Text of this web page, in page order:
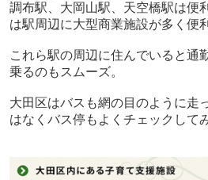
調布駅、大岡山駅、天空橋駅は便
は駅周辺に大型商業施設が多く便
これら駅の周辺に住んでいると通
乗るのもスムーズ。
大田区はバスも網の目のように走
はなくバス停もよくチェックして